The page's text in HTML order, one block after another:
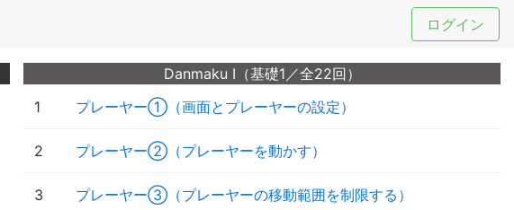
ログイン
Danmaku I（基礎1／全22回）
1
プレーヤー①（画面とプレーヤーの設定）
2 プレーヤー②（プレーヤーを動かす）
3 プレーヤー③（プレーヤーの移動範囲を制限する）